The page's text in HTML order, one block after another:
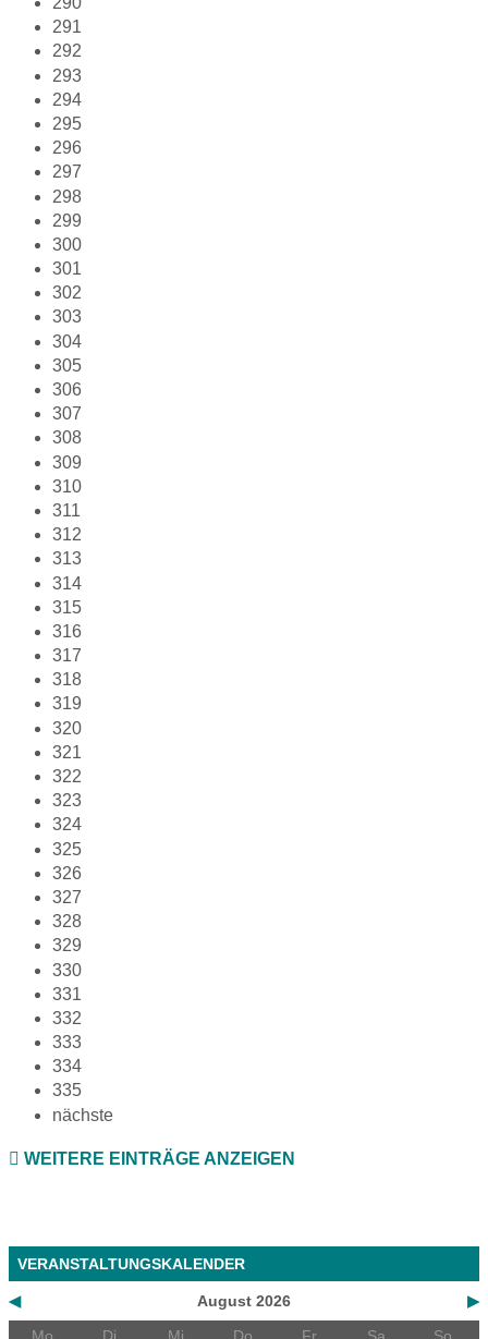
291
292
293
294
295
296
297
298
299
300
301
302
303
304
305
306
307
308
309
310
311
312
313
314
315
316
317
318
319
320
321
322
323
324
325
326
327
328
329
330
331
332
333
334
335
nächste
WEITERE EINTRÄGE ANZEIGEN
VERANSTALTUNGSKALENDER
◀ ▶
August 2026